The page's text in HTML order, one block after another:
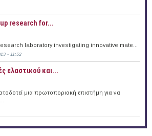
research for...
laboratory investigating innovative mate...
- 11:52
ελαστικού και...
μια πρωτοποριακή επιστήμη για να